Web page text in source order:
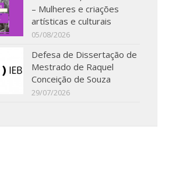
– Mulheres e criações
artísticas e culturais
05/08/2026
Defesa de Dissertação de
Mestrado de Raquel
Conceição de Souza
29/07/2026